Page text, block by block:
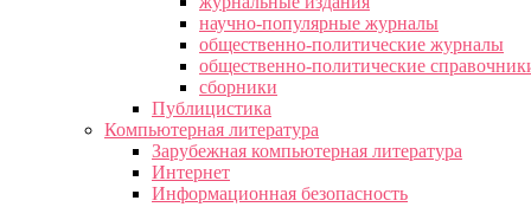
научно-популярные журналы
общественно-политические журналы
общественно-политические
сборники
Публицистика
Компьютерная литература
Зарубежная компьютерная литература
Интернет
Информационная безопасность